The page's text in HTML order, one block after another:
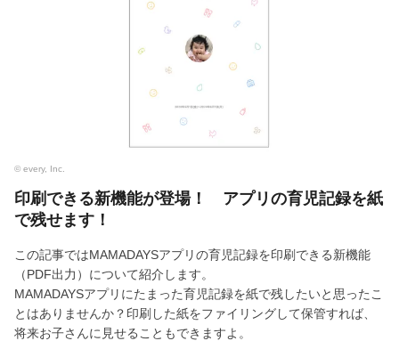
© every, Inc.
印刷できる新機能が登場！ アプリの育児記録を紙
で残せます！
この記事ではMAMADAYSアプリの育児記録を印刷できる新機能
（PDF出力）について紹介します。
MAMADAYSアプリにたまった育児記録を紙で残したいと思ったこ
とはありませんか？印刷した紙をファイリングして保管すれば、
将来お子さんに見せることもできますよ。